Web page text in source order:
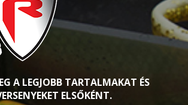
A LEGJOBB TARTALMAKAT ÉS
ELSŐKÉNT.